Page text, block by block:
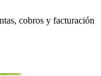
cobros y facturación